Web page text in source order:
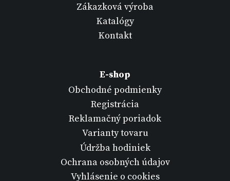
Zákazková výroba
Katalógy
Kontakt
E-shop
Obchodné podmienky
Registrácia
Reklamačný poriadok
Varianty tovaru
Údržba hodiniek
Ochrana osobných údajov
Vyhlásenie o cookies